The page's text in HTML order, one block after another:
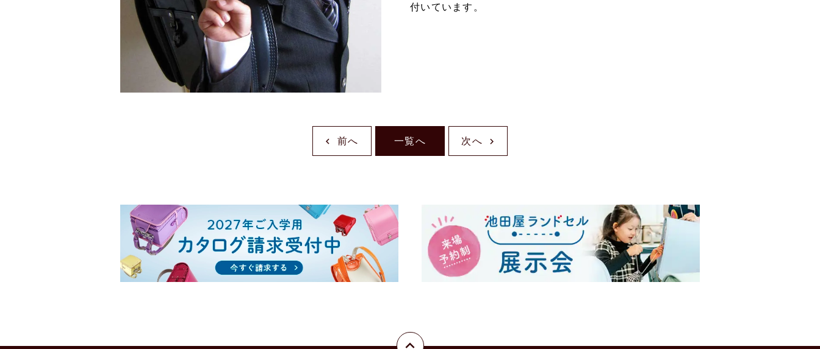
付いています。
前へ 次へ
一覧へ